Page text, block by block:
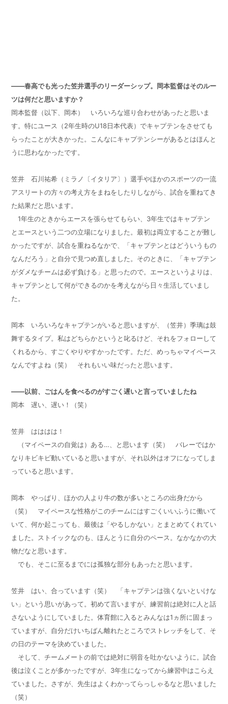
——春高でも光った笠井選手のリーダーシップ。岡本監督はそのルー
ツは何だと思いますか？
岡本監督（以下、岡本） いろいろな巡り合わせがあったと思いま
す。特にユース（2年生時のU18日本代表）でキャプテンをさせても
らったことが大きかった。こんなにキャプテンシーがあるとはほんと
うに思わなかったです。
笠井 石川祐希（ミラノ〔イタリア〕）選手やほかのスポーツの一流
アスリートの方々の考え方をまねをしたりしながら、試合を重ねてき
た結果だと思います。
1年生のときからエースを張らせてもらい、3年生ではキャプテン
とエースという二つの立場になりました。最初は両立することが難し
かったですが、試合を重ねるなかで、「キャプテンとはどういうもの
なんだろう」と自分で見つめ直しました。そのときに、「キャプテン
がダメなチームは必ず負ける」と思ったので。エースというよりは、
キャプテンとして何ができるのかを考えながら日々生活していまし
た。
岡本 いろいろなキャプテンがいると思いますが、（笠井）季璃は鼓
舞するタイプ。私はどちらかというと叱るけど、それをフォローして
くれるから、すごくやりやすかったです。ただ、めっちゃマイペース
なんですよね（笑） それもいい味だったと思います。
——以前、ごはんを食べるのがすごく遅いと言っていましたね
岡本 遅い、遅い！（笑）
笠井 はははは！
（マイペースの自覚は）ある…、と思います（笑） バレーではか
なりキビキビ動いていると思いますが、それ以外はオフになってしま
っていると思います。
岡本 やっぱり、ほかの人より牛の数が多いところの出身だから
（笑） マイペースな性格がこのチームにはすごくいいふうに働いて
いて、何か起こっても、最後は「やるしかない」とまとめてくれてい
ました。ストイックなのも、ほんとうに自分のペース。なかなかの大
物だなと思います。
でも、そこに至るまでには孤独な部分もあったと思います。
笠井 はい、合っています（笑） 「キャプテンは強くないといけな
い」という思いがあって。初めて言いますが、練習前は絶対に人と話
さないようにしていました。体育館に入るとみんなは1 ヵ所に固まっ
ていますが、自分だけいちばん離れたところでストレッチをして、そ
の日のテーマを決めていました。
そして、チームメートの前では絶対に弱音を吐かないように。試合
後は泣くことが多かったですが、 3年生になってから練習中はこらえ
ていました。さすが、先生はよくわかってらっしゃるなと思いました
（笑）